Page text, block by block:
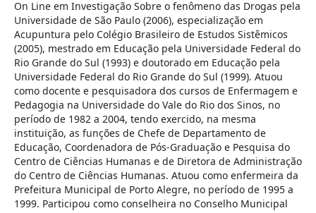
On Line em Investigação Sobre o fenômeno das Drogas pela
Universidade de São Paulo (2006), especialização em
Acupuntura pelo Colégio Brasileiro de Estudos Sistêmicos
(2005), mestrado em Educação pela Universidade Federal do
Rio Grande do Sul (1993) e doutorado em Educação pela
Universidade Federal do Rio Grande do Sul (1999). Atuou
como docente e pesquisadora dos cursos de Enfermagem e
Pedagogia na Universidade do Vale do Rio dos Sinos, no
período de 1982 a 2004, tendo exercido, na mesma
instituição, as funções de Chefe de Departamento de
Educação, Coordenadora de Pós-Graduação e Pesquisa do
Centro de Ciências Humanas e de Diretora de Administração
do Centro de Ciências Humanas. Atuou como enfermeira da
Prefeitura Municipal de Porto Alegre, no período de 1995 a
1999. Participou como conselheira no Conselho Municipal